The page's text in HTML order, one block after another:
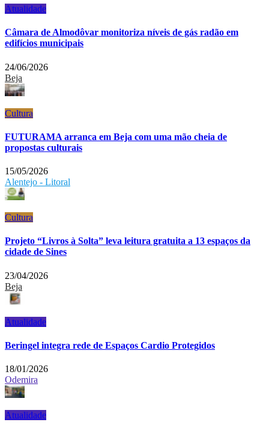
Atualidade
Câmara de Almodôvar monitoriza níveis de gás radão em
edifícios municipais
24/06/2026
Beja
Cultura
FUTURAMA arranca em Beja com uma mão cheia de
propostas culturais
15/05/2026
Alentejo - Litoral
Cultura
Projeto “Livros à Solta” leva leitura gratuita a 13 espaços da
cidade de Sines
23/04/2026
Beja
Atualidade
Beringel integra rede de Espaços Cardio Protegidos
18/01/2026
Odemira
Atualidade